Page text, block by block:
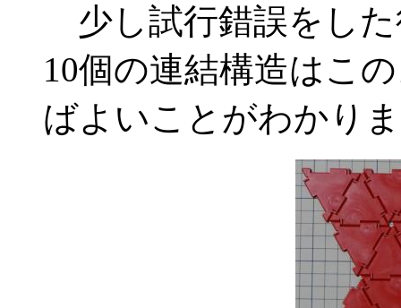
少し試行錯誤をし
10個の連結構造はこ
ばよいことがわかり